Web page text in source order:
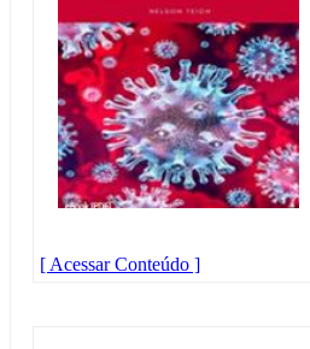
[ Acessar Conteúdo ]